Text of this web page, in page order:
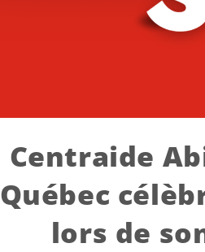
Centraide
Québec
lors de